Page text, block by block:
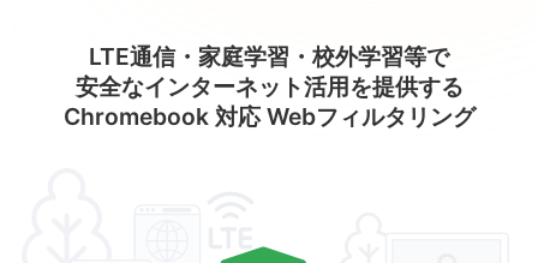
LTE通信・家庭学習・校外学習等で
安全なインターネット活用を提供する
Chromebook 対応 Webフィルタリング